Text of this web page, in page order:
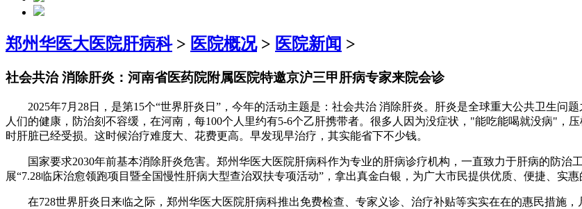
郑州华医大医院肝病科> 医院概况> 医院新闻 >
社会共治 消除肝炎：河南省医药院附属医院特邀京沪三甲肝病专家来院会诊
2025年7月28日，是第15个“世界肝炎日”，今年的活动主题是：社会共治 消除肝炎。肝炎是全球重大公共卫生问
人们的健康，防治刻不容缓，在河南，每100个人里约有5-6个乙肝携带者。很多人因为没症状，"能吃能喝就没病"，
时肝脏已经受损。这时候治疗难度大、花费更高。早发现早治疗，其实能省下不少钱。
国家要求2030年前基本消除肝炎危害。郑州华医大医院肝病科作为专业的肝病诊疗机构，一直致力于肝病的防治
展“7.28临床治愈领跑项目暨全国慢性肝病大型查治双扶专项活动”，拿出真金白银，为广大市民提供优质、便捷、实
在728世界肝炎日来临之际，郑州华医大医院肝病科推出免费检查、专家义诊、治疗补贴等实实在在的惠民措施